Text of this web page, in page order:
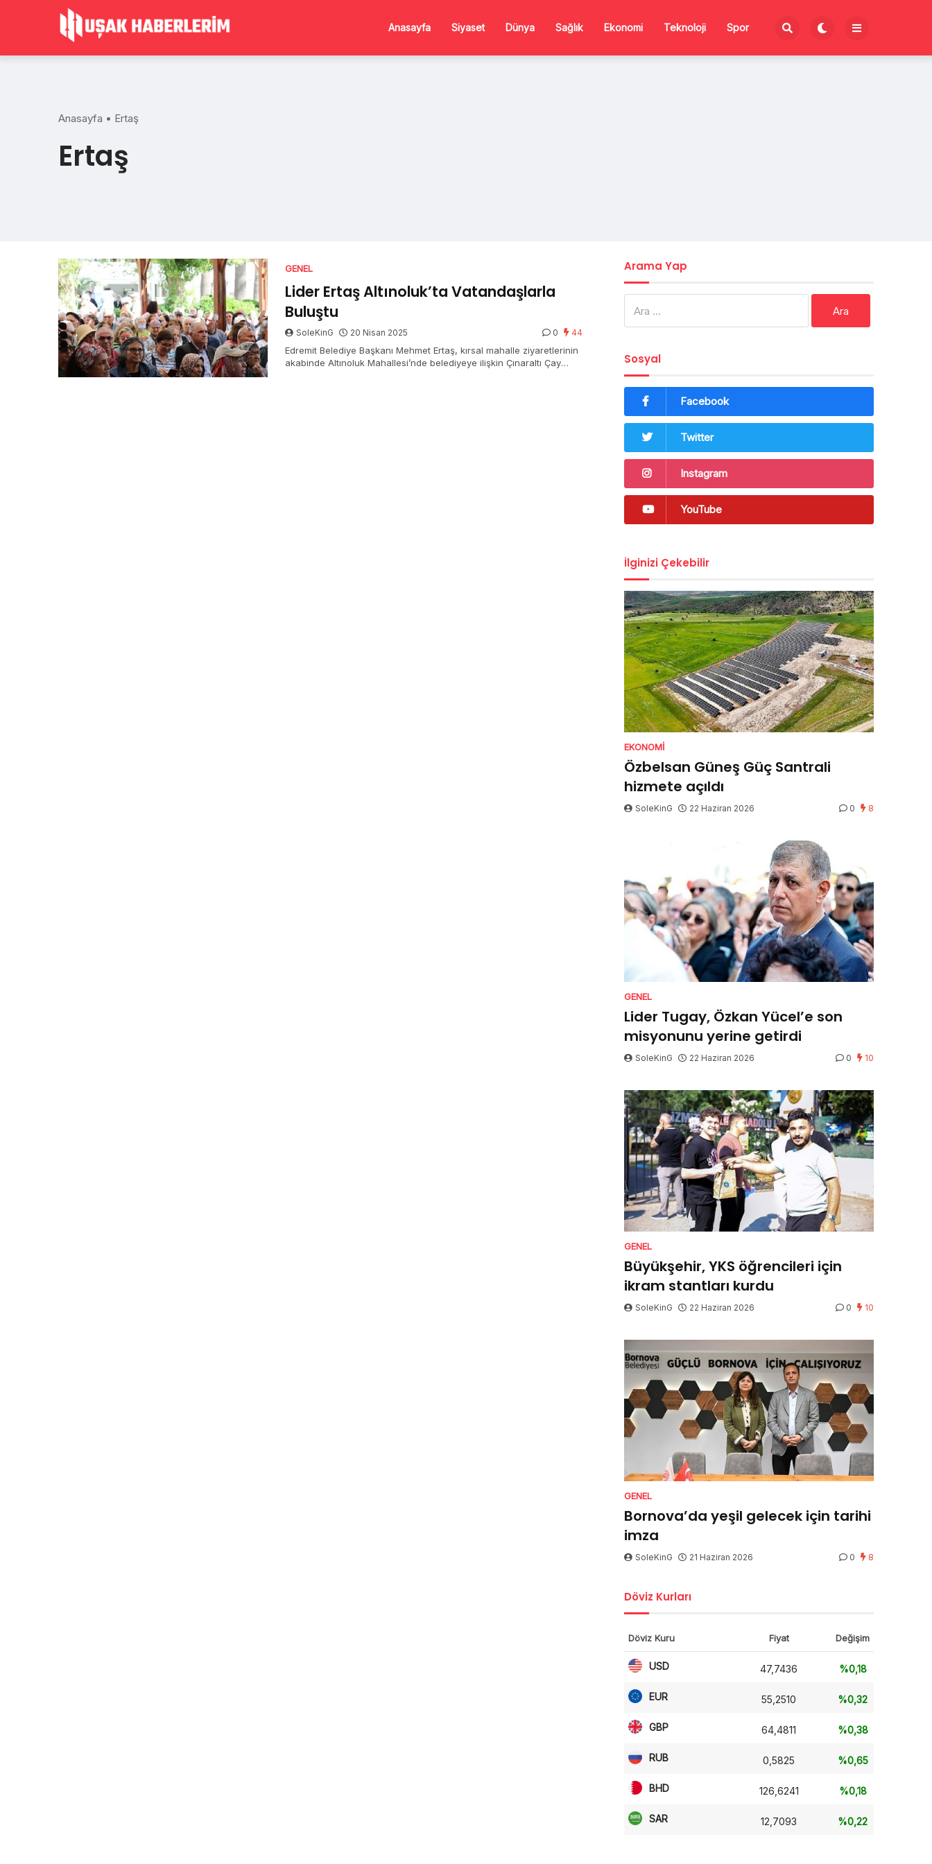
Anasayfa Siyaset Dünya Sağlık Ekonomi Teknoloji Spor
Anasayfa • Ertaş
Ertaş
GENEL
Lider Ertaş Altınoluk’ta Vatandaşlarla
Buluştu
SoleKinG 20 Nisan 2025 0 44
Edremit Belediye Başkanı Mehmet Ertaş, kırsal mahalle ziyaretlerinin
akabinde Altınoluk Mahallesi’nde belediyeye ilişkin Çınaraltı Çay
Arama Yap
Sosyal
Facebook
Twitter
Instagram
YouTube
İlginizi Çekebilir
EKONOMI
Özbelsan Güneş Güç Santrali
hizmete açıldı
SoleKinG 22 Haziran 2026 0 8
GENEL
Lider Tugay, Özkan Yücel’e son
misyonunu yerine getirdi
SoleKinG 22 Haziran 2026 0 10
GENEL
Büyükşehir, YKS öğrencileri için
ikram stantları kurdu
SoleKinG 22 Haziran 2026 0 10
GENEL
Bornova’da yeşil gelecek için tarihi
imza
SoleKinG 21 Haziran 2026 0 8
Döviz Kurları
Döviz Kuru Fiyat Değişim
USD 47,7436 %0,18
EUR 55,2510 %0,32
GBP 64,4811 %0,38
RUB 0,5825 %0,65
BHD 126,6241 %0,18
SAR 12,7093 %0,22